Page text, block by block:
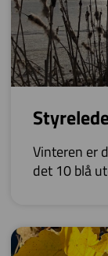
Vinteren er
det 10 blå
I